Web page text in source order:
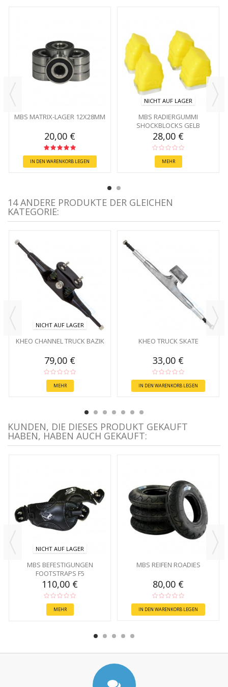
MBS MATRIX-LAGER 12X28MM
20,00 €
IN DEN WARENKORB LEGEN
NICHT AUF LAGER
MBS RADIERGUMMI
SHOCKBLOCKS GELB
28,00 €
MEHR
14 ANDERE PRODUKTE DER GLEICHEN
KATEGORIE:
NICHT AUF LAGER
KHEO CHANNEL TRUCK BAZIK
79,00 €
MEHR
KHEO TRUCK SKATE
33,00 €
IN DEN WARENKORB LEGEN
KUNDEN, DIE DIESES PRODUKT GEKAUFT
HABEN, HABEN AUCH GEKAUFT:
NICHT AUF LAGER
MBS BEFESTIGUNGEN
FOOTSTRAPS F5
110,00 €
MEHR
MBS REIFEN ROADIES
80,00 €
IN DEN WARENKORB LEGEN